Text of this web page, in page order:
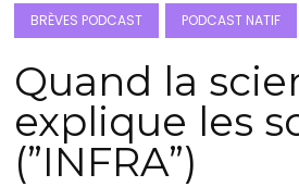
BRÈVES PODCAST PODCAST NATIF
Quand la
explique les
(”INFRA”)